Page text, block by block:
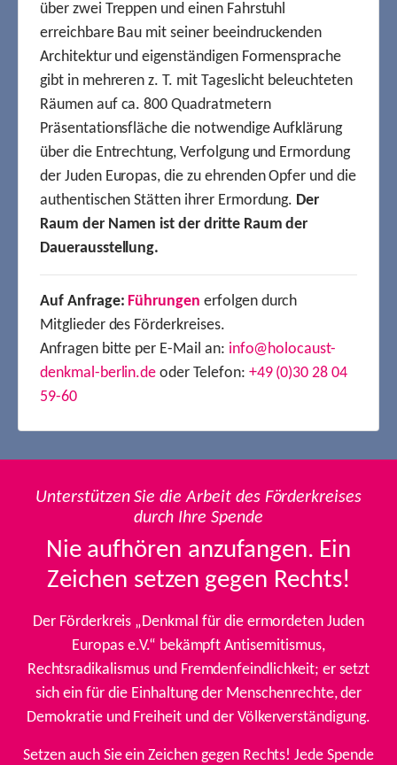
über zwei Treppen und einen Fahrstuhl
erreichbare Bau mit seiner beeindruckenden
Architektur und eigenständigen Formensprache
gibt in mehreren z. T. mit Tageslicht beleuchteten
Räumen auf ca. 800 Quadratmetern
Präsentationsfläche die notwendige Aufklärung
über die Entrechtung, Verfolgung und Ermordung
der Juden Europas, die zu ehrenden Opfer und die
authentischen Stätten ihrer Ermordung. Der
Raum der Namen ist der dritte Raum der
Dauerausstellung.
Auf Anfrage: Führungen erfolgen durch
Mitglieder des Förderkreises.
Anfragen bitte per E-Mail an: info@holocaust-
denkmal-berlin.de oder Telefon: +49 (0)30 28 04
59-60
Unterstützen Sie die Arbeit des Förderkreises
durch Ihre Spende
Nie aufhören anzufangen. Ein
Zeichen setzen gegen Rechts!
Der Förderkreis „Denkmal für die ermordeten Juden
Europas e.V.“ bekämpft Antisemitismus,
Rechtsradikalismus und Fremdenfeindlichkeit; er setzt
sich ein für die Einhaltung der Menschenrechte, der
Demokratie und Freiheit und der Völkerverständigung.
Setzen auch Sie ein Zeichen gegen Rechts! Jede Spende